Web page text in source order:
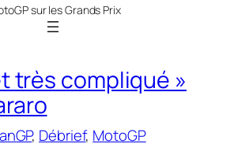
sur les Grands Prix
très compliqué »
, Débrief, MotoGP